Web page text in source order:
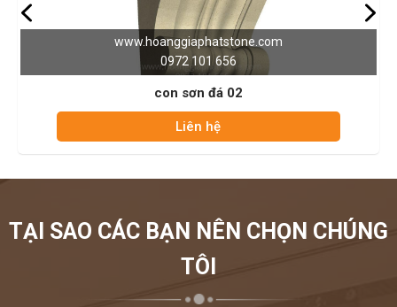
www.hoanggiaphatstone.com
0972 101 656
con sơn đá 02
TẠI SAO CÁC BẠN NÊN CHỌN CHÚNG
TÔI